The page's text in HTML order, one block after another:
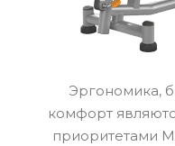
Эргономика,
комфорт
приоритетами